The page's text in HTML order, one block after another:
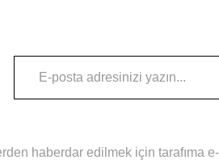
haberdar edilmek için